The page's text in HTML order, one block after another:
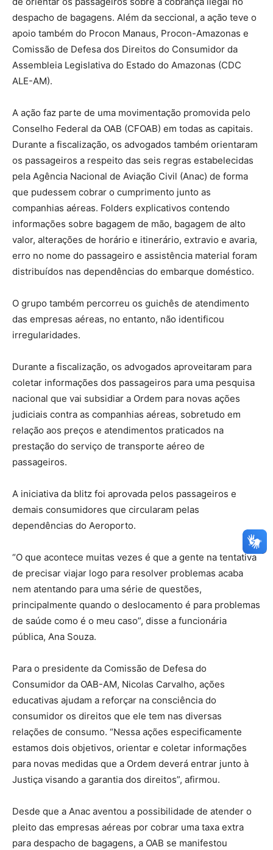
despacho de bagagens. Além da seccional, a ação teve o
apoio também do Procon Manaus, Procon-Amazonas e
Comissão de Defesa dos Direitos do Consumidor da
Assembleia Legislativa do Estado do Amazonas (CDC
ALE-AM).
A ação faz parte de uma movimentação promovida pelo
Conselho Federal da OAB (CFOAB) em todas as capitais.
Durante a fiscalização, os advogados também orientaram
os passageiros a respeito das seis regras estabelecidas
pela Agência Nacional de Aviação Civil (Anac) de forma
que pudessem cobrar o cumprimento junto as
companhias aéreas. Folders explicativos contendo
informações sobre bagagem de mão, bagagem de alto
valor, alterações de horário e itinerário, extravio e avaria,
erro no nome do passageiro e assistência material foram
distribuídos nas dependências do embarque doméstico.
O grupo também percorreu os guichês de atendimento
das empresas aéreas, no entanto, não identificou
irregularidades.
Durante a fiscalização, os advogados aproveitaram para
coletar informações dos passageiros para uma pesquisa
nacional que vai subsidiar a Ordem para novas ações
judiciais contra as companhias aéreas, sobretudo em
relação aos preços e atendimentos praticados na
prestação do serviço de transporte aéreo de
passageiros.
A iniciativa da blitz foi aprovada pelos passageiros e
demais consumidores que circularam pelas
dependências do Aeroporto.
“O que acontece muitas vezes é que a gente na tentativa
de precisar viajar logo para resolver problemas acaba
nem atentando para uma série de questões,
principalmente quando o deslocamento é para problemas
de saúde como é o meu caso”, disse a funcionária
pública, Ana Souza.
Para o presidente da Comissão de Defesa do
Consumidor da OAB-AM, Nicolas Carvalho, ações
educativas ajudam a reforçar na consciência do
consumidor os direitos que ele tem nas diversas
relações de consumo. “Nessa ações especificamente
estamos dois objetivos, orientar e coletar informações
para novas medidas que a Ordem deverá entrar junto à
Justiça visando a garantia dos direitos”, afirmou.
Desde que a Anac aventou a possibilidade de atender o
pleito das empresas aéreas por cobrar uma taxa extra
para despacho de bagagens, a OAB se manifestou